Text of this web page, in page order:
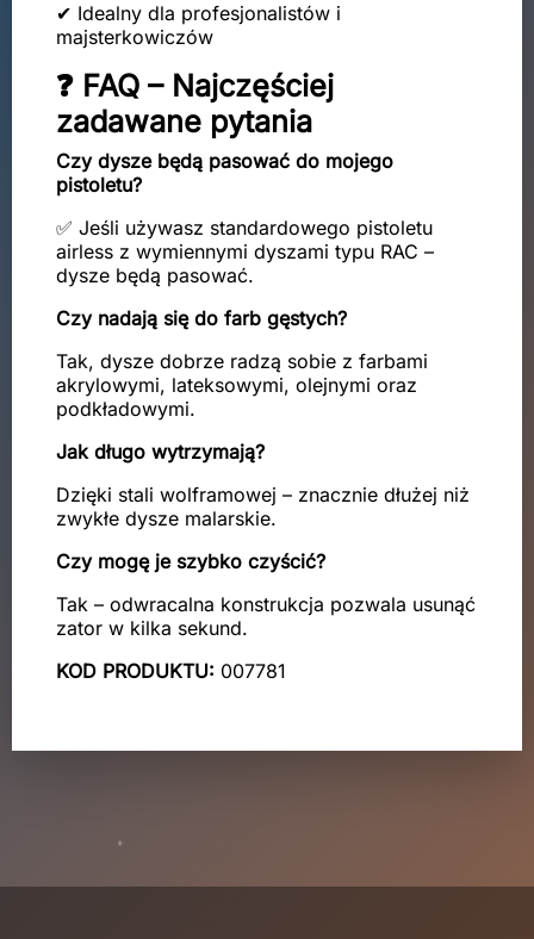
✔ Idealny dla profesjonalistów i
majsterkowiczów
❓ FAQ – Najczęściej
zadawane pytania
Czy dysze będą pasować do mojego
pistoletu?
✅ Jeśli używasz standardowego pistoletu
airless z wymiennymi dyszami typu RAC –
dysze będą pasować.
Czy nadają się do farb gęstych?
Tak, dysze dobrze radzą sobie z farbami
akrylowymi, lateksowymi, olejnymi oraz
podkładowymi.
Jak długo wytrzymają?
Dzięki stali wolframowej – znacznie dłużej niż
zwykłe dysze malarskie.
Czy mogę je szybko czyścić?
Tak – odwracalna konstrukcja pozwala usunąć
zator w kilka sekund.
KOD PRODUKTU: 007781